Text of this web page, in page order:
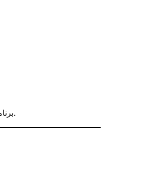
برنامج متميز يركز على تطوير الكفاءات القيادية مع دعم خاص لرواد الأعمال.